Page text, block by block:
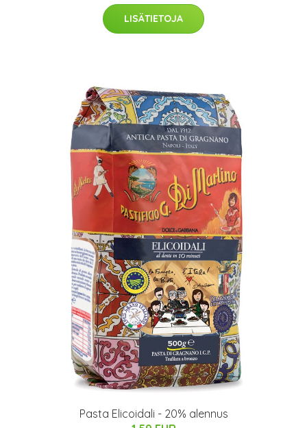
LISÄTIETOJA
Pasta Elicoidali - 20% alennus